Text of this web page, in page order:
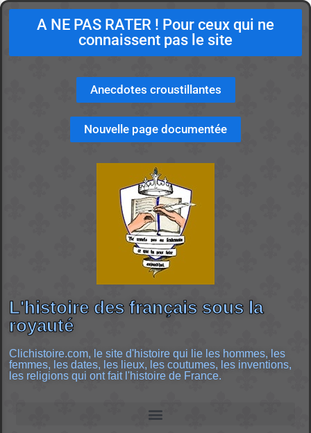
A NE PAS RATER ! Pour ceux qui ne
connaissent pas le site
Anecdotes croustillantes
Nouvelle page documentée
L'histoire des français sous la
royauté
Clichistoire.com, le site d'histoire qui lie les hommes, les
femmes, les dates, les lieux, les coutumes, les inventions,
les religions qui ont fait l'histoire de France.